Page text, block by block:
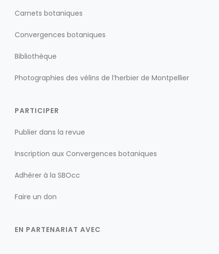
Carnets botaniques
Convergences botaniques
Bibliothèque
Photographies des vélins de l’herbier de Montpellier
PARTICIPER
Publier dans la revue
Inscription aux Convergences botaniques
Adhérer à la SBOcc
Faire un don
EN PARTENARIAT AVEC